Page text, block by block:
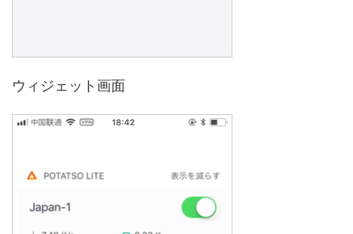
ウィジェット画面